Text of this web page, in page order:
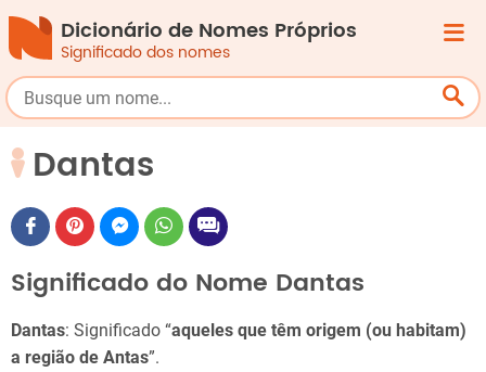
Dicionário de Nomes Próprios
Significado dos nomes
Dantas
Significado do Nome Dantas
Dantas: Significado “aqueles que têm origem (ou habitam)
a região de Antas”.